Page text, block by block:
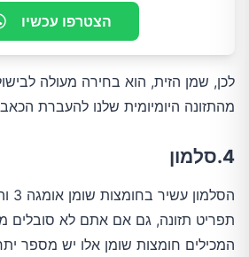
הצטרפו עכשיו
לכן, שמן הזית, הוא בחירה מעולה
מהתזונה היומיומית שלנו להעברת
4.סלמון
תפריט תזונה, גם אם אתם לא סובלים
המכילים חומצות שומן אלו יש מספר